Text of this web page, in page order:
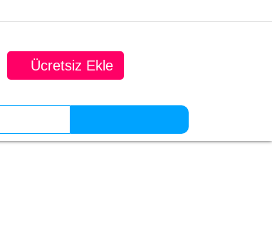
Ücretsiz Ekle